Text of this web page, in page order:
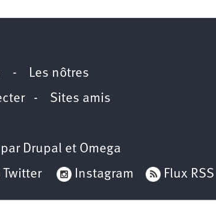
- Les nôtres
- Sites amis
Drupal et Omega
Twitter Instagram Flux RSS